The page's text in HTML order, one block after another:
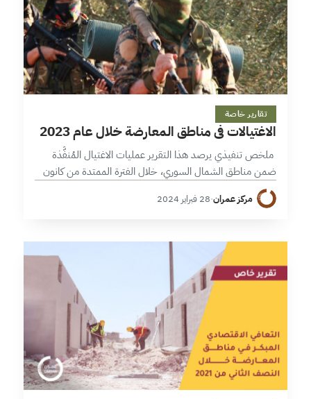
19 دقائق
تقارير خاصة
الاغتيالات في مناطق المعارضة خلال عام 2023
ملخص تنفيذي يرصد هذا التقرير عمليات الاغتيال المُنفَّذة
ضمن مناطق الشمال السوري، خلال الفترة الممتدة من كانون
105عملية، خلّفت 267 ضحية بين… مركز عمران·28 فبراير 2024